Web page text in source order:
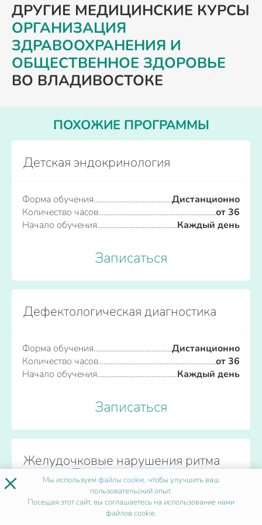
ДРУГИЕ МЕДИЦИНСКИЕ КУРСЫ
ОРГАНИЗАЦИЯ
ЗДРАВООХРАНЕНИЯ И
ОБЩЕСТВЕННОЕ ЗДОРОВЬЕ
ВО ВЛАДИВОСТОКЕ
ПОХОЖИЕ ПРОГРАММЫ
Детская эндокринология
Форма обучения
Дистанционно
Количество часов
от 36
Начало обучения
Каждый день
Записаться
Дефектологическая диагностика
Форма обучения
Дистанционно
Количество часов
от 36
Начало обучения
Каждый день
Записаться
Желудочковые нарушения ритма
сердца. Профилактика внезапной
сердечной смерти
× Мы используемфайлы cookie, чтобы улучшить ваш
пользовательский опыт.
Посещая этот сайт, вы соглашаетесь на использование нами
файлов cookie.